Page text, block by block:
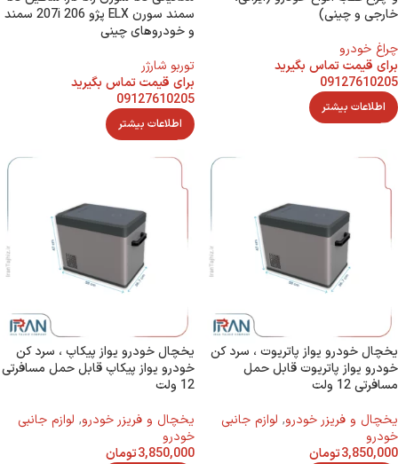
خارجی و چینی)
چراغ خودرو
برای قیمت تماس بگیرید
09127610205
اطلاعات بیشتر
سمند سورن ELX پژو 207i 206 سمند
و خودروهای چینی
توربو شارژر
برای قیمت تماس بگیرید
09127610205
اطلاعات بیشتر
یخچال خودرو یواز پاتریوت ، سرد کن
خودرو یواز پاتریوت قابل حمل
مسافرتی 12 ولت
يخچال و فريزر خودرو, لوازم جانبی
خودرو
3,850,000تومان
یخچال خودرو یواز پیکاپ ، سرد کن
خودرو یواز پیکاپ قابل حمل مسافرتی
12 ولت
يخچال و فريزر خودرو, لوازم جانبی
خودرو
3,850,000تومان